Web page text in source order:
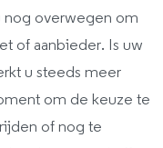
nog overwegen om
of aanbieder. Is uw
u steeds meer
om de keuze te
of nog te